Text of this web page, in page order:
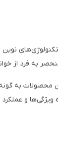
به فرد از
به
و